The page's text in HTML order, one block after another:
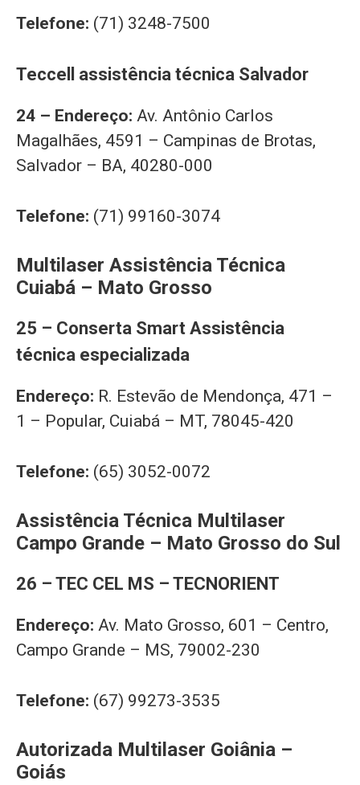
Telefone: (71) 3248-7500
Teccell assistência técnica Salvador
24 – Endereço: Av. Antônio Carlos
Magalhães, 4591 – Campinas de Brotas,
Salvador – BA, 40280-000
Telefone: (71) 99160-3074
Multilaser Assistência Técnica
Cuiabá – Mato Grosso
25 – Conserta Smart Assistência
técnica especializada
Endereço: R. Estevão de Mendonça, 471 –
1 – Popular, Cuiabá – MT, 78045-420
Telefone: (65) 3052-0072
Assistência Técnica Multilaser
Campo Grande – Mato Grosso do Sul
26 – TEC CEL MS – TECNORIENT
Endereço: Av. Mato Grosso, 601 – Centro,
Campo Grande – MS, 79002-230
Telefone: (67) 99273-3535
Autorizada Multilaser Goiânia –
Goiás